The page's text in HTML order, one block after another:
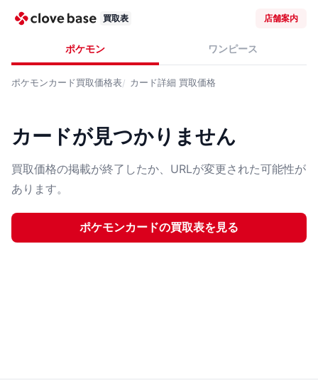
買取表 店舗案内
ポケモン ワンピース
ポケモンカード買取価格表 カード詳細 買取価格
カードが見つかりません
買取価格の掲載が終了したか、URLが変更された可能性が
あります。
ポケモンカードの買取表を見る